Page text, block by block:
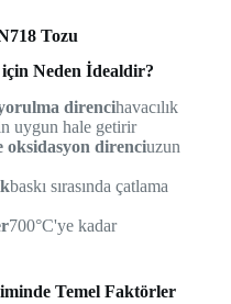
Tozu
Neden İdealdir?
direncihavacılık
uygun hale getirir
oksidasyon direnciuzun
baskı sırasında çatlama
700°C'ye kadar
Temel Faktörler